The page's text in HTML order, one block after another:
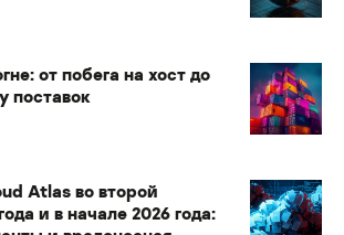
от побега на хост до
поставок
Atlas во второй
и в начале 2026 года: